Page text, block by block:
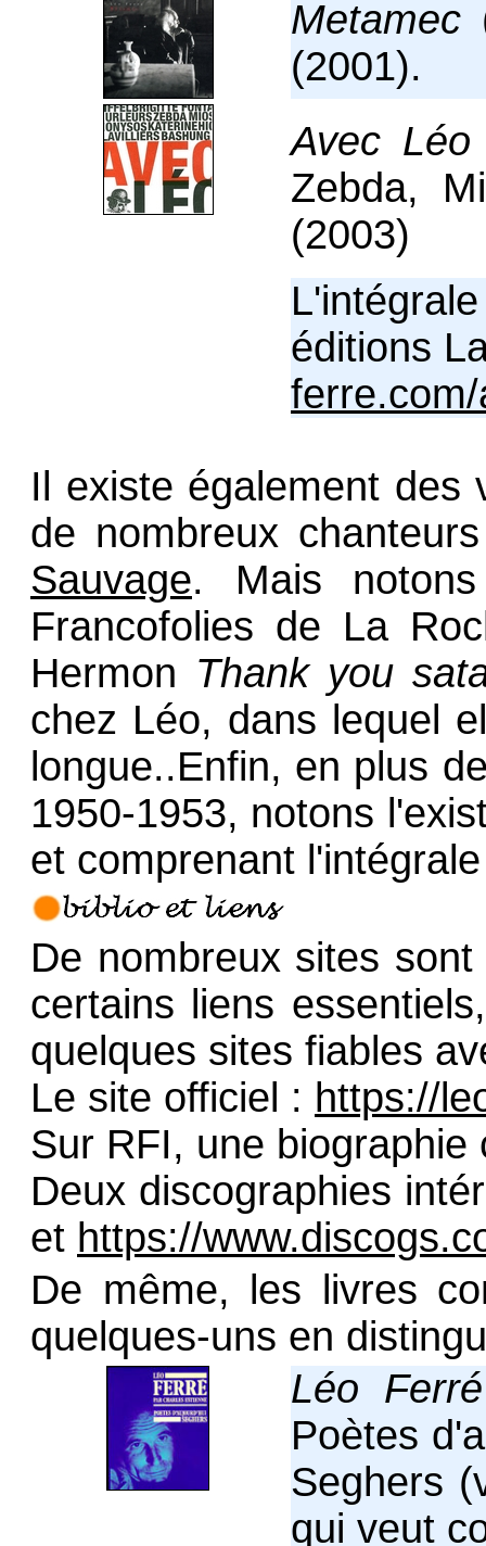
Metamec
(2001).
Avec
Zebda,
(2003)
éditions
Il existe également des
de nombreux
Sauvage. Mais
Francofolies de La
Hermon Thank you
chez Léo, dans lequel
longue..Enfin, en plus
1950-1953, notons
et comprenant
De nombreux sites
certains liens
quelques sites fiables
Le site officiel : https://
Sur RFI, une
Deux discographies
et https://
De même, les livres
quelques-uns en
Léo Ferré
Poètes
Seghers
qui veut